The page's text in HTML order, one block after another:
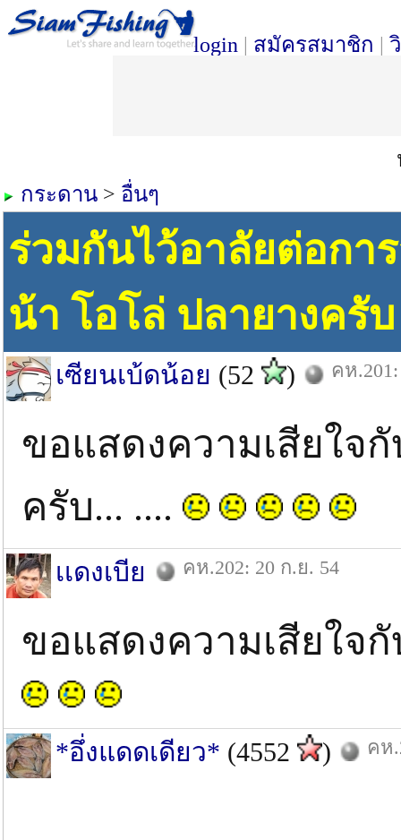
login | สมัครสมาชิก |
กระดาน > อื่นๆ
ร่วมกันไว้อาลัยต่อกา
น้า โอโล่ ปลายางครับ
เซียนเบ้ดน้อย (52 ) คห
ขอแสดงความเสียใจ
ครับ... ....
เเดงเบีย คห.202: 20 ก.ย. 54
ขอแสดงความเสียใจ
*อึ่งแดดเดียว* (4552 ) คห